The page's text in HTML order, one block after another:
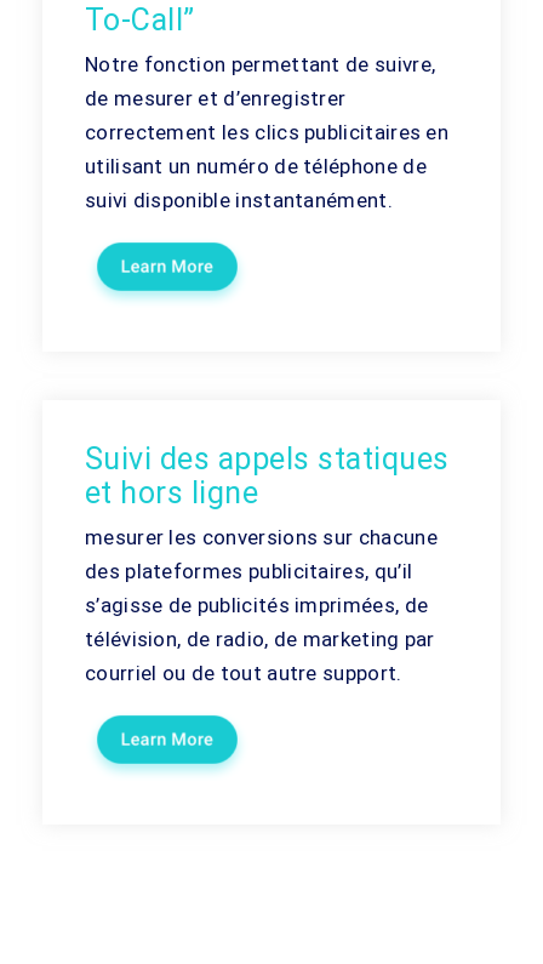
To-Call”
Notre fonction permettant de suivre,
de mesurer et d’enregistrer
correctement les clics publicitaires en
utilisant un numéro de téléphone de
suivi disponible instantanément.
Suivi des appels statiques
et hors ligne
mesurer les conversions sur chacune
des plateformes publicitaires, qu’il
s’agisse de publicités imprimées, de
télévision, de radio, de marketing par
courriel ou de tout autre support.